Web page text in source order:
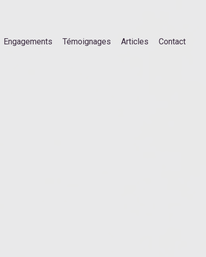
Engagements Témoignages Articles Contact